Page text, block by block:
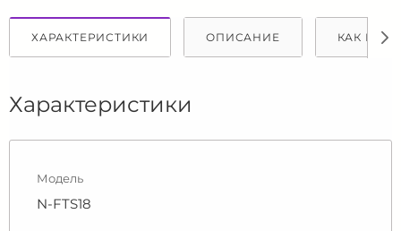
ХАРАКТЕРИСТИКИ ОПИСАНИЕ КАК
Характеристики
Модель
N-FTS18